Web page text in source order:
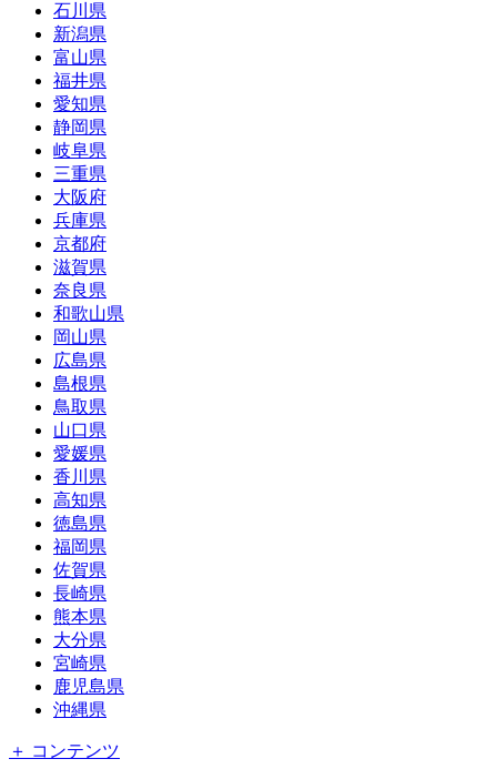
石川県
新潟県
富山県
福井県
愛知県
静岡県
岐阜県
三重県
大阪府
兵庫県
京都府
滋賀県
奈良県
和歌山県
岡山県
広島県
島根県
鳥取県
山口県
愛媛県
香川県
高知県
徳島県
福岡県
佐賀県
長崎県
熊本県
大分県
宮崎県
鹿児島県
沖縄県
＋ コンテンツ